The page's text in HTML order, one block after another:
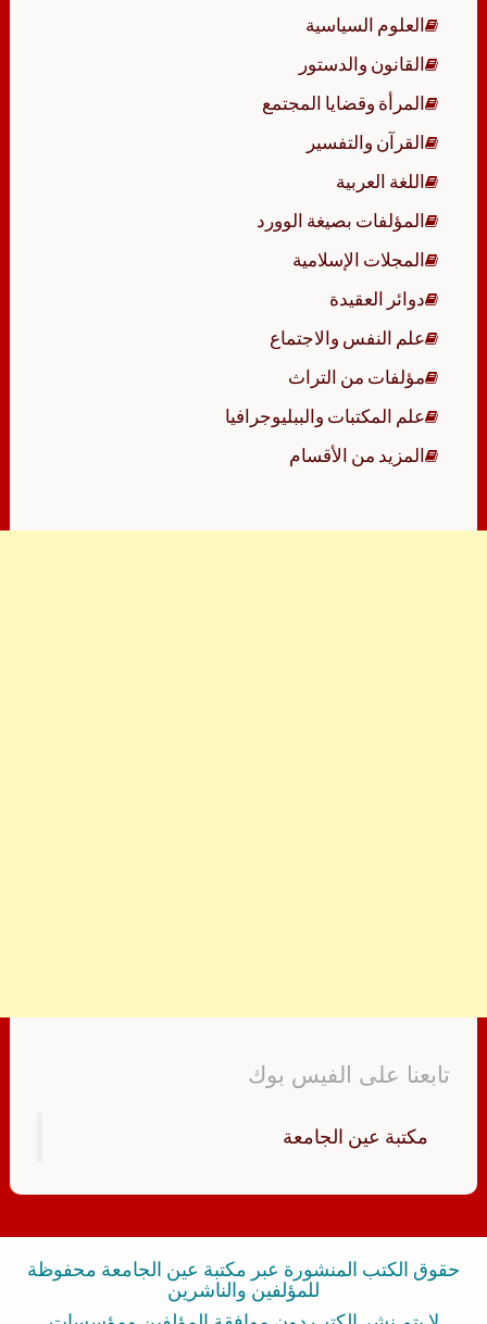
العلوم السياسية
القانون والدستور
المرأة وقضايا المجتمع
القرآن والتفسير
اللغة العربية
المؤلفات بصيغة الوورد
المجلات الإسلامية
دوائر العقيدة
علم النفس والاجتماع
مؤلفات من التراث
علم المكتبات والببليوجرافيا
المزيد من الأقسام
تابعنا على الفيس بوك
‏مكتبة عين الجامعة‏
حقوق الكتب المنشورة عبر مكتبة عين الجامعة محفوظة
للمؤلفين والناشرين